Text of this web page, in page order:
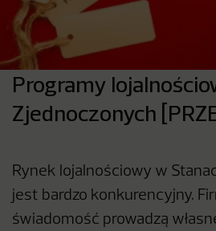
Programy
Zjednoczonych
Rynek lojalnościowy w
jest bardzo konkurencyjny.
świadomość prowadzą